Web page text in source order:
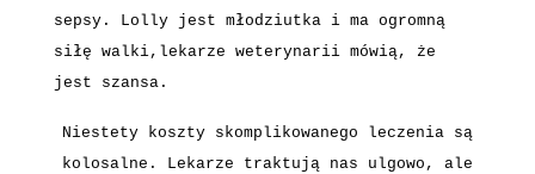
sepsy. Lolly jest młodziutka i ma ogromną
siłę walki,lekarze weterynarii mówią, że
jest szansa.
Niestety koszty skomplikowanego leczenia są
kolosalne. Lekarze traktują nas ulgowo, ale